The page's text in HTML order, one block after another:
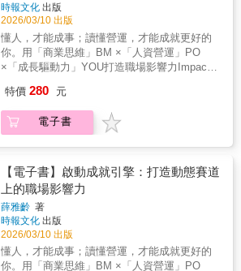
勝率🔔調整求職策略：藉由成效分析，調整求
職的策略與時間分配別人的經驗只是參考，你
的求職數據會告訴你答案。市面上的求職建議
百百種：找內推、經營 LinkedIn、Coffee
Chat……問一百個人履歷怎麼改，會得到兩百
才真正適合你？喬作為職涯教練，親身以非本
科背景成功跨海轉職到美國 Amazon，並協助
超過兩百人拿到海外求職、頂尖外商與遠距工
「量化求職系統」，打造專屬於你的求職地
圖。只要你開始投遞履歷，就會產生求職數
據；有了數據，就能精準診斷履歷是否還需要
調整、該不該寫自介信、英文會不會太爛、是
否該去唸書或是能力夠不夠追求外商，求職數
據是你大部分職涯問題，最好的答案。本書收
錄了超過十五個國家求職者實證案例，將大家
點」。 千萬別讓表達能力拖後腿，埋沒了你優
秀的工作實力。▌來自日本頂尖廣告公司的「短
文鍊金術」 作者蟇田吉昭，任職於日本頂尖廣
告公司「博報堂」超過三十年 。 他是王牌演講
撰稿人，專門替政治人物與企業 CEO 撰寫講
稿； 也是資深廣告文案，必須在 15 秒的廣告
年稿，他最後得到的結論是： 「如果只是機械
式地『縮短』，AI 或許能寫得比你更好；但若
文章『無趣』，就沒人願意讀。」 本書就是廣
告創意製作人實戰淬鍊出的「摘要力」與「高
密度表達法」！▍先替對方把「重點」說清
楚，才有被讀下去的資格 現代人沒耐心等你鋪
陳起承轉合。 開場要像《桃太郎》，第一句就
用 4 個 W 交代「發生什麼事」， 同時打好
「方向燈」：先簡單說，再寫文案。 如果讀者
一開始沒看到好處，再好的文筆都只是自我感
動。 ▍寫的時候，別繞路 下筆前，請站在讀者
時報文化 出版
2026/03/10 出版
懂人，才能成事；讀懂營運，才能成就更好的
你。用「商業思維」BM ×「人資營運」PO
×「成長驅動力」YOU打造職場影響力Impact
BM：瞭解營運的語言，能融合團隊串連資
源。"人資營運力PO：懂得讓組織動起來的手
段。"成長驅動力YOU：自己的選擇與決定影響
Influence，真正能把Influence轉化為Impact的
關鍵，是信任Trust。沒有信任，影響力就停留
在表面；有了信任，影響力才能累積成為持續
的成果。Know people, make things happen.
Know business, make yourself better. 五階段
｜成就更好的你o察覺變化：有意識地觀察環境
改變，不再只是被動應對需求與機會。o展開行
特價 280 元
電子書
【電子書】啟動成就引擎：打造動態賽道
上的職場影響力
薛雅齡 著
時報文化 出版
2026/03/10 出版
懂人，才能成事；讀懂營運，才能成就更好的
你。用「商業思維」BM ×「人資營運」PO